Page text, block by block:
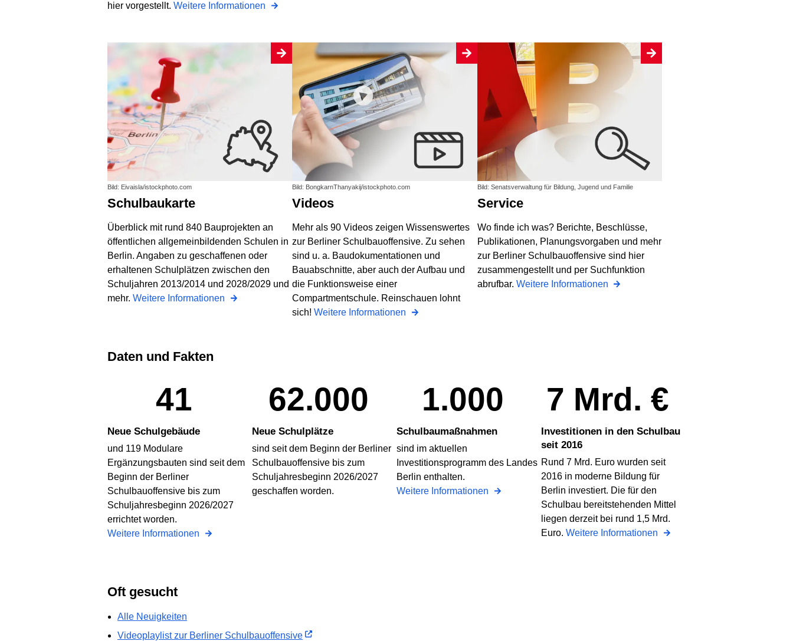
hier vorgestellt. Weitere Informationen
Bild: Eivaisla/istockphoto.com
Schulbaukarte
Überblick mit rund 840 Bauprojekten an
öffentlichen allgemeinbildenden Schulen in
Berlin. Angaben zu geschaffenen oder
erhaltenen Schulplätzen zwischen den
Schuljahren 2013/2014 und 2028/2029 und
mehr. Weitere Informationen
Bild: BongkarnThanyakij/istockphoto.com
Videos
Mehr als 90 Videos zeigen Wissenswertes
zur Berliner Schulbauoffensive. Zu sehen
sind u. a. Baudokumentationen und
Bauabschnitte, aber auch der Aufbau und
die Funktionsweise einer
Compartmentschule. Reinschauen lohnt
sich!Weitere Informationen
Bild: Senatsverwaltung für Bildung, Jugend und Familie
Service
Wo finde ich was? Berichte, Beschlüsse,
Publikationen, Planungsvorgaben und mehr
zur Berliner Schulbauoffensive sind hier
zusammengestellt und per Suchfunktion
abrufbar. Weitere Informationen
Daten und Fakten
41
Neue Schulgebäude
und 119 Modulare
Ergänzungsbauten sind seit dem
Beginn der Berliner
Schulbauoffensive bis zum
Schuljahresbeginn 2026/2027
errichtet worden.
Weitere Informationen
62.000
Neue Schulplätze
sind seit dem Beginn der Berliner
Schulbauoffensive bis zum
Schuljahresbeginn 2026/2027
geschaffen worden.
1.000
Schulbaumaßnahmen
sind im aktuellen
Investitionsprogramm des Landes
Berlin enthalten.
Weitere Informationen
7 Mrd. €
Investitionen in den Schulbau
seit 2016
Rund 7 Mrd. Euro wurden seit
2016 in moderne Bildung für
Berlin investiert. Die für den
Schulbau bereitstehenden Mittel
liegen derzeit bei rund 1,5 Mrd.
Euro. Weitere Informationen
Oft gesucht
Alle Neuigkeiten
Videoplaylist zur Berliner Schulbauoffensive